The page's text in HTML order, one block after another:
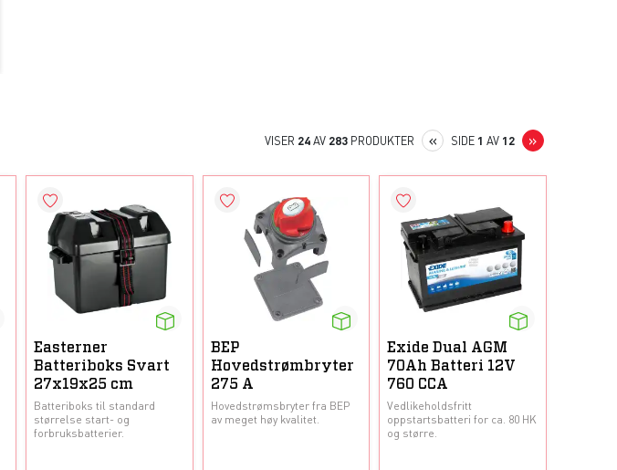
VISER 24AV 283 PRODUKTER «PREVIOUS
SIDE 1 AV 12 »NEXT
Easterner
Batteriboks Svart
27x19x25 cm
Batteriboks til standard
størrelse start- og
forbruksbatterier.
BEP
Hovedstrømbryter
275 A
Hovedstrømsbryter fra BEP
av meget høy kvalitet.
Exide Dual AGM
70Ah Batteri 12V
760 CCA
Vedlikeholdsfritt
oppstartsbatteri for ca. 80 HK
og større.